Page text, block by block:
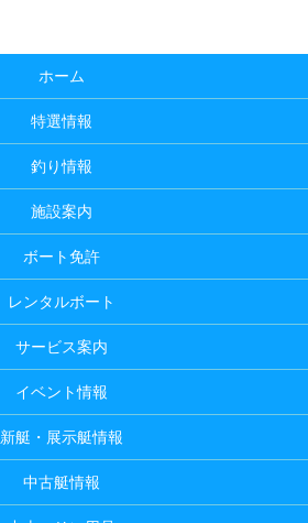
ホーム
特選情報
釣り情報
施設案内
ボート免許
レンタルボート
サービス案内
イベント情報
新艇・展示艇情報
中古艇情報